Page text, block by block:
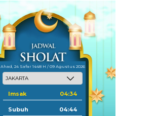
Ahad, 24 Safar 1448 H / 09 Agustus 2026
Imsak 04:34
Subuh 04:44